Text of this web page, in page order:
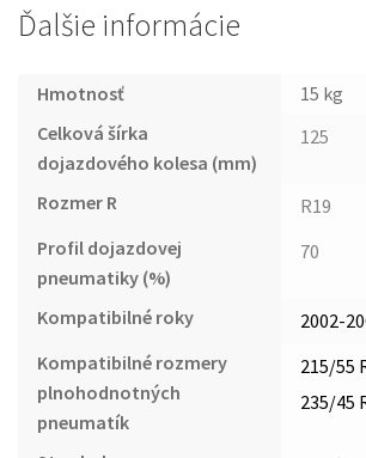
Ďalšie informácie
Hmotnosť
15 kg
Celková šírka
dojazdového kolesa (mm)
125
Rozmer R
R19
Profil dojazdovej
pneumatiky (%)
70
Kompatibilné roky
2002-
Kompatibilné rozmery
plnohodnotných
pneumatík
215/55
235/45